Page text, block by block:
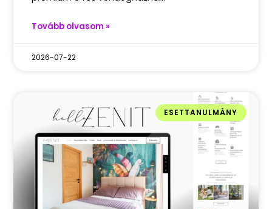
Tovább olvasom »
2026-07-22
ESETTANULMÁNY